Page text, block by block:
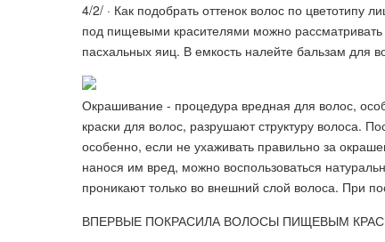
4/2/ · Как подобрать оттенок волос по цветотипу
под пищевыми красителями можно
пасхальных яиц. В емкость налейте бальзам для
Окрашивание - процедура вредная для волос,
краски для волос, разрушают структуру волоса.
особенно, если не ухаживать правильно за
нанося им вред, можно воспользоваться
проникают только во внешний слой волоса. При
ВПЕРВЫЕ ПОКРАСИЛА ВОЛОСЫ ПИЩЕВЫМ